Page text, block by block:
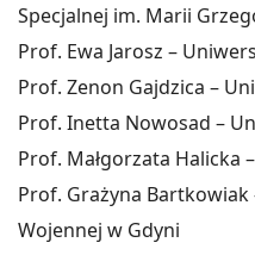
Specjalnej im. Marii
Prof. Ewa Jarosz –
Prof. Zenon Gajdzica –
Prof. Inetta Nowosad –
Prof. Małgorzata Halicka
Prof. Grażyna
Wojennej w Gdyni